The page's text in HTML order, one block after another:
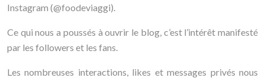
Instagram (@foodeviaggi).
Ce qui nous a poussés à ouvrir le blog, c’est l’intérêt manifesté
par les followers et les fans.
Les nombreuses interactions, likes et messages privés nous